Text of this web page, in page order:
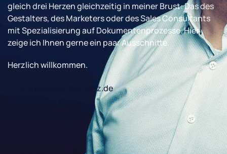
gleich drei Herzen gleichzeitig in meiner Brust: Das des
Gestalters, des Marketers oder des Sales Consultants
mit Spezialisierung auf Dokumentenprozesse. Hier
zeige ich Ihnen gerne ein paar Ausschnitte.
Herzlich willkommen.
mail@alexander-lenz.de